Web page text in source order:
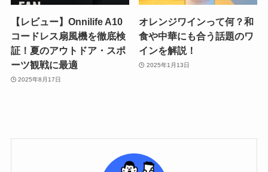
【レビュー】Onnilife A10
コードレス扇風機を徹底検
証！夏のアウトドア・スポ
ーツ観戦に最適
2025年8月17日
オレンジワインって何？和
食や中華にも合う話題のワ
インを解説！
2025年1月13日